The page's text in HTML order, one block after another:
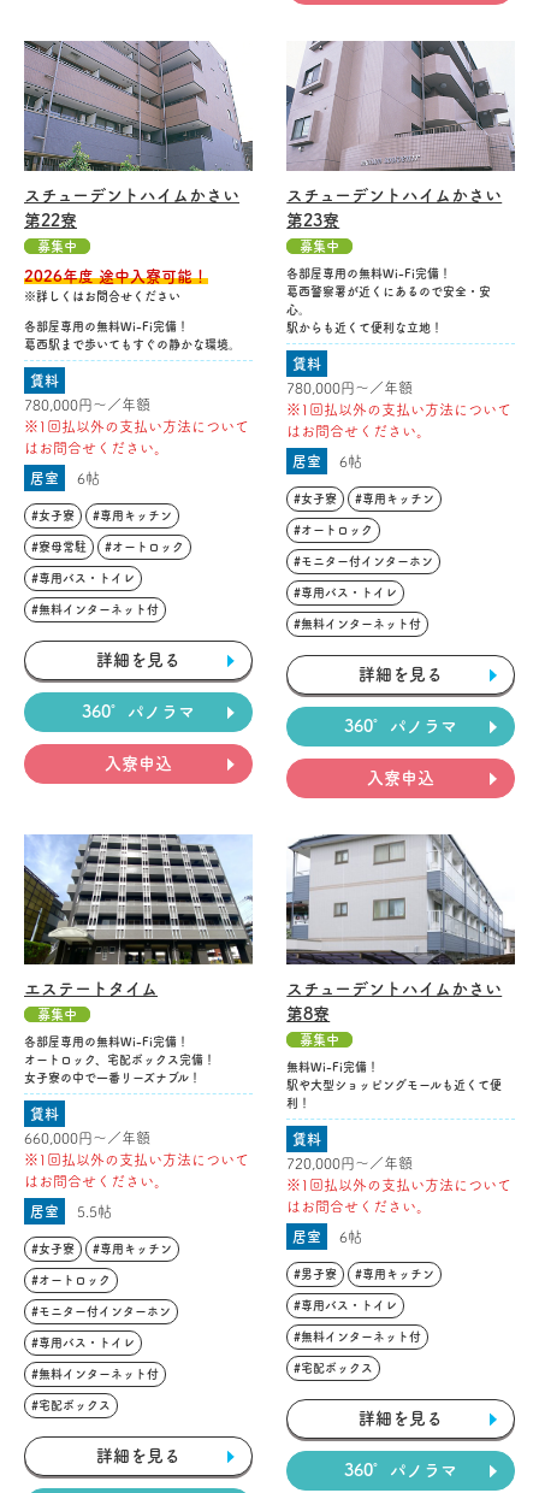
スチューデントハイムかさい
第22寮
募集中
2026年度 途中入寮可能！
※詳しくはお問合せください
各部屋専用の無料Wi-Fi完備！
葛西駅まで歩いてもすぐの静かな環境。
賃料
780,000円〜／年額
※1回払以外の支払い方法について
はお問合せください。
居室 6帖
#女子寮 #専用キッチン
#寮母常駐 #オートロック
#専用バス・トイレ
#無料インターネット付
詳細を見る
360°パノラマ
入寮申込
スチューデントハイムかさい
第23寮
募集中
各部屋専用の無料Wi-Fi完備！
葛西警察署が近くにあるので安全・安
心。
駅からも近くて便利な立地！
賃料
780,000円〜／年額
※1回払以外の支払い方法について
はお問合せください。
居室 6帖
#女子寮 #専用キッチン
#オートロック
#モニター付インターホン
#専用バス・トイレ
#無料インターネット付
詳細を見る
360°パノラマ
入寮申込
エステートタイム
募集中
各部屋専用の無料Wi-Fi完備！
オートロック、宅配ボックス完備！
女子寮の中で一番リーズナブル！
賃料
660,000円〜／年額
※1回払以外の支払い方法について
はお問合せください。
居室 5.5帖
#女子寮 #専用キッチン
#オートロック
#モニター付インターホン
#専用バス・トイレ
#無料インターネット付
#宅配ボックス
詳細を見る
スチューデントハイムかさい
第8寮
募集中
無料Wi-Fi完備！
駅や大型ショッピングモールも近くて便
利！
賃料
720,000円〜／年額
※1回払以外の支払い方法について
はお問合せください。
居室 6帖
#男子寮 #専用キッチン
#専用バス・トイレ
#無料インターネット付
#宅配ボックス
詳細を見る
360°パノラマ